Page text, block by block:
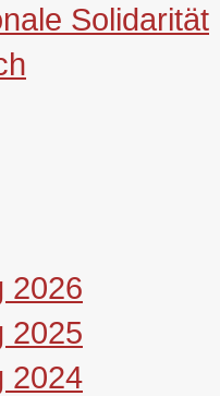
Solidarität
2026
2025
2024